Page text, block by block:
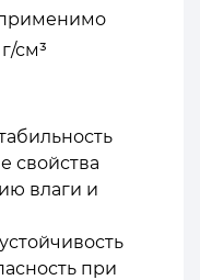
см³
свойства
влаги и
при